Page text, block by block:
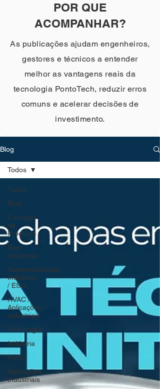
POR QUE
ACOMPANHAR?
As publicações ajudam engenheiros,
gestores e técnicos a entender
melhor as vantagens reais da
tecnologia PontoTech, reduzir erros
comuns e acelerar decisões de
investimento.
Blog
Todos
Blog
Catálogo
de
Produtos
Sem
categoria
Sustentabilidade
Industrial
/ ESG
HVAC /
Aplicações
Industriais
Tecnologia
Indústria
HVAC
Aplicações
Industriais
Todos